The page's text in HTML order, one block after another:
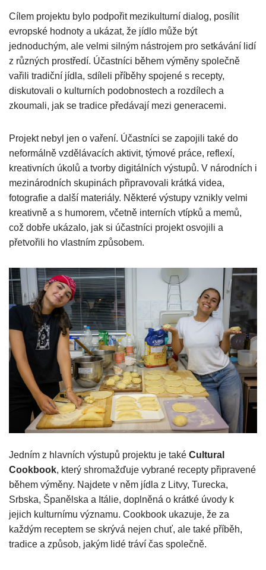
Cílem projektu bylo podpořit mezikulturní dialog, posílit
evropské hodnoty a ukázat, že jídlo může být
jednoduchým, ale velmi silným nástrojem pro setkávání lidí
z různých prostředí. Účastníci během výměny společně
vařili tradiční jídla, sdíleli příběhy spojené s recepty,
diskutovali o kulturních podobnostech a rozdílech a
zkoumali, jak se tradice předávají mezi generacemi.
Projekt nebyl jen o vaření. Účastníci se zapojili také do
neformálně vzdělávacích aktivit, týmové práce, reflexí,
kreativních úkolů a tvorby digitálních výstupů. V národních i
mezinárodních skupinách připravovali krátká videa,
fotografie a další materiály. Některé výstupy vznikly velmi
kreativně a s humorem, včetně interních vtípků a memů,
což dobře ukázalo, jak si účastníci projekt osvojili a
přetvořili ho vlastním způsobem.
Jedním z hlavních výstupů projektu je také Cultural
Cookbook, který shromažďuje vybrané recepty připravené
během výměny. Najdete v něm jídla z Litvy, Turecka,
Srbska, Španělska a Itálie, doplněná o krátké úvody k
jejich kulturnímu významu. Cookbook ukazuje, že za
každým receptem se skrývá nejen chuť, ale také příběh,
tradice a způsob, jakým lidé tráví čas společně.